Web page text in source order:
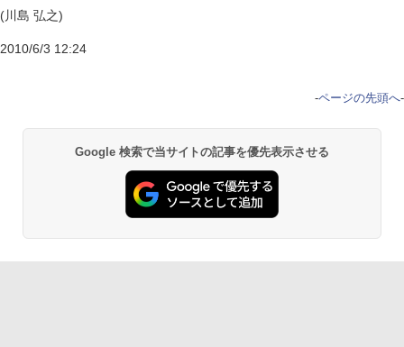
(川島 弘之)
2010/6/3 12:24
-ページの先頭へ-
Google 検索で当サイトの記事を優先表示させる